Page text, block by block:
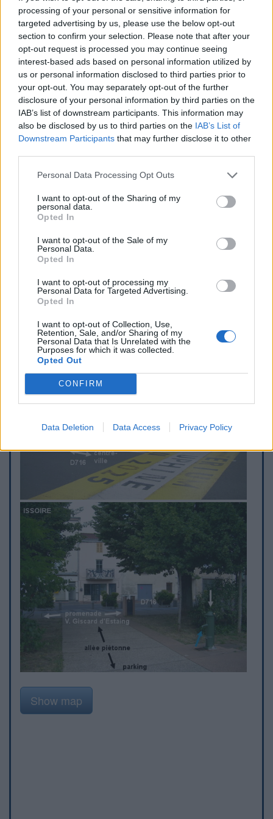
processing of your personal or sensitive information for
targeted advertising by us, please use the below opt-out
section to confirm your selection. Please note that after your
opt-out request is processed you may continue seeing
interest-based ads based on personal information utilized by
us or personal information disclosed to third parties prior to
your opt-out. You may separately opt-out of the further
disclosure of your personal information by third parties on the
IAB’s list of downstream participants. This information may
also be disclosed by us to third parties on the IAB’s List of
Downstream Participants that may further disclose it to other
Personal Data Processing Opt Outs
I want to opt-out of the Sharing of my
personal data.
Opted In
I want to opt-out of the Sale of my
Personal Data.
Opted In
I want to opt-out of processing my
Personal Data for Targeted Advertising.
Opted In
I want to opt-out of Collection, Use,
Retention, Sale, and/or Sharing of my
Personal Data that Is Unrelated with the
Purposes for which it was collected.
Opted Out
CONFIRM
Data Deletion Data Access Privacy Policy
perpendiculaire qui mène au parking. Avancer de quelques
pas sur ladite allée pour trouver la borne après les arbres et
côté parking, sur la gauche de l'allée (à 15 mètres de la
rue). N.B. : Pour faire couler l'eau, tourner la molette droite
d'un quart de tour vers l'arrière, on entend aussitôt le bruit
du mécanisme et après un temps de latence l'eau coule. 2)
En provenance d'Orbeil sur la D9 (il y a beaucoup de
circulation sur ce tronçon entre Orbeil et Issoire en raison
de la desserte de l'accès à l'autoroute A75 et de la Zone
d'Activités Commerciales), suivre la direction ''Issoire
centre'' (et pas ''centre historique'' qui mènerait à la gare
SNCF) : tout droit au premier rond-point (deuxième sortie),
deuxième sortie sur le deuxième rond-point, traverser la
de l'itinéraire). Aux premiers feux tout droit, aux deuxièmes
feux (carrefour en T sur la D716) tourner à gauche (bande
cyclable). Environ 480 mètres après ces deuxièmes feux et
peu après la Gendarmerie sise au rez-de-chaussée d'un
croisée des deux allées piétonnes : la ''promenade Valéry
Giscard d'Estaing'' parallèle à la D716 et bordée d'arbres, et
l'allée perpendiculaire qui mène au parking. On trouvera la
borne à gauche de cette dernière, près du parking.
Show map